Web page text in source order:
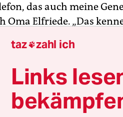
das auch meine
Oma Elfriede. „Das
mit zwei Händen und
wenig
bei
taz zahl ich
Links